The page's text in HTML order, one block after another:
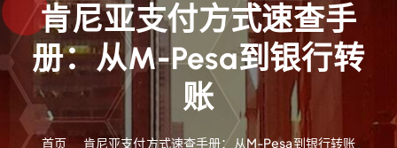
肯尼亚支付方式速查手
册：从M-Pesa到银行转
账
首页 肯尼亚支付方式速查手册：从M-Pesa到银行转账